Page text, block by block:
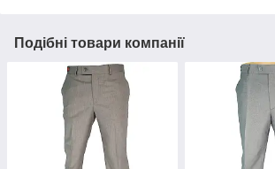
Подібні товари компанії